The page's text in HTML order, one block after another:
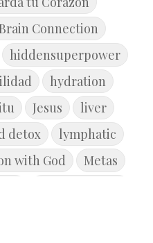
Connection
hiddensuperpower
hydration
Jesus
liver
detox
lymphatic
with God
Metas